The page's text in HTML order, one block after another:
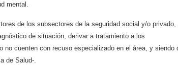
mental.
de los subsectores de la seguridad social y/o privado,
de situación, derivar a tratamiento a los
cuenten con recuso especializado en el área, y siendo
de Salud-.